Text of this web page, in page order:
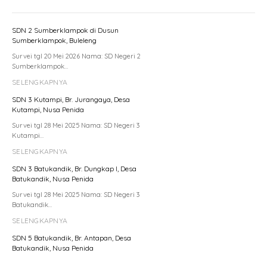
SDN 2 Sumberklampok di Dusun
Sumberklampok, Buleleng
Survei tgl 20 Mei 2026 Nama: SD Negeri 2
Sumberklampok…
SELENGKAPNYA
SDN 3 Kutampi, Br. Jurangaya, Desa
Kutampi, Nusa Penida
Survei tgl 28 Mei 2025 Nama: SD Negeri 3
Kutampi…
SELENGKAPNYA
SDN 3 Batukandik, Br. Dungkap I, Desa
Batukandik, Nusa Penida
Survei tgl 28 Mei 2025 Nama: SD Negeri 3
Batukandik…
SELENGKAPNYA
SDN 5 Batukandik, Br. Antapan, Desa
Batukandik, Nusa Penida